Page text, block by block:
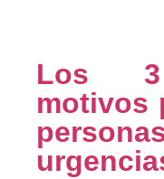
Los 3
motivos